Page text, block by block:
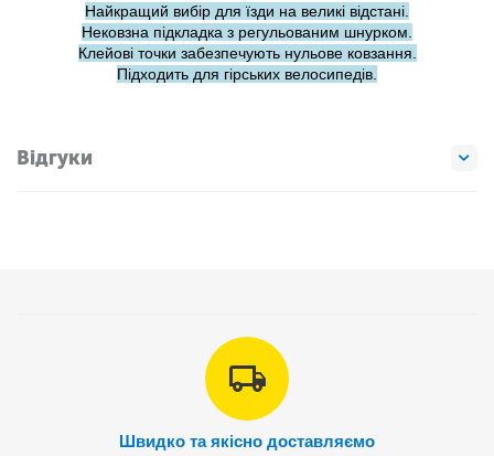
Найкращий вибір для їзди на великі відстані.
Нековзна підкладка з регульованим шнурком.
Клейові точки забезпечують нульове ковзання.
Підходить для гірських велосипедів.
Відгуки
Швидко та якісно доставляємо